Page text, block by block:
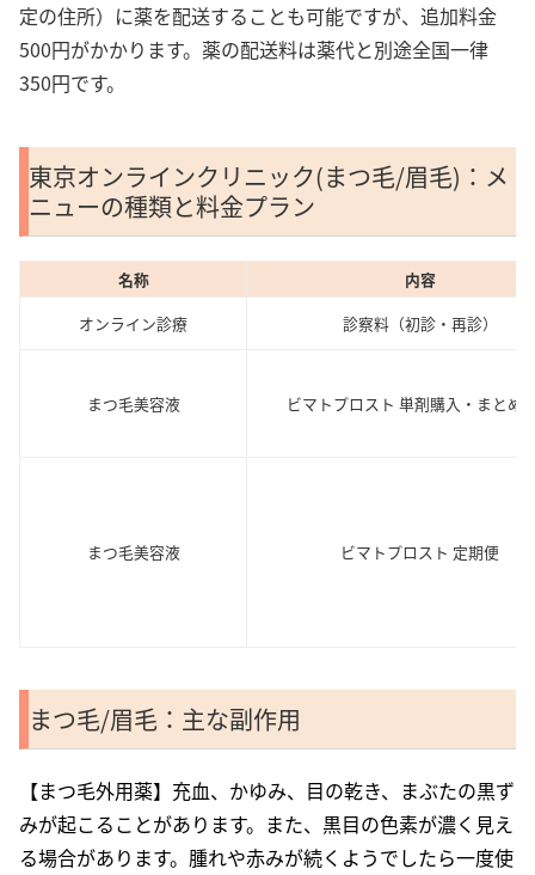
定の住所）に薬を配送することも可能ですが、追加料金
500円がかかります。薬の配送料は薬代と別途全国一律
350円です。
東京オンラインクリニック(まつ毛/眉毛)：メ
ニューの種類と料金プラン
名称
内容
オンライン診療
診察料（初診・再診）
まつ毛美容液 ビマトプロスト 単剤購入・まとめ
まつ毛美容液 ビマトプロスト 定期便
まつ毛/眉毛：主な副作用
【まつ毛外用薬】充血、かゆみ、目の乾き、まぶたの黒ず
みが起こることがあります。また、黒目の色素が濃く見え
る場合があります。腫れや赤みが続くようでしたら一度使